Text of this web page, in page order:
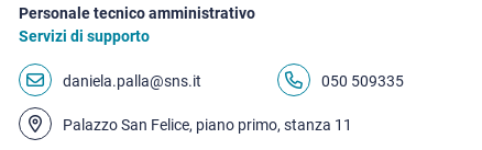
Personale tecnico amministrativo
Servizi di supporto
daniela.palla@sns.it 050 509335
Palazzo San Felice, piano primo, stanza 11